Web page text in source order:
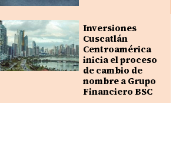
Inversiones
Cuscatlán
Centroamérica
inicia el proceso
de cambio de
nombre a Grupo
Financiero BSC